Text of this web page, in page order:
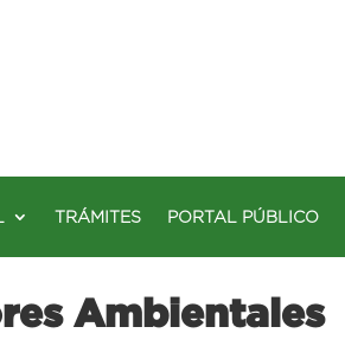
TRÁMITES PORTAL PÚBLICO
Ambientales